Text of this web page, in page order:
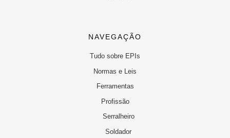
NAVEGAÇÃO
Tudo sobre EPIs
Normas e Leis
Ferramentas
Profissão
Serralheiro
Soldador